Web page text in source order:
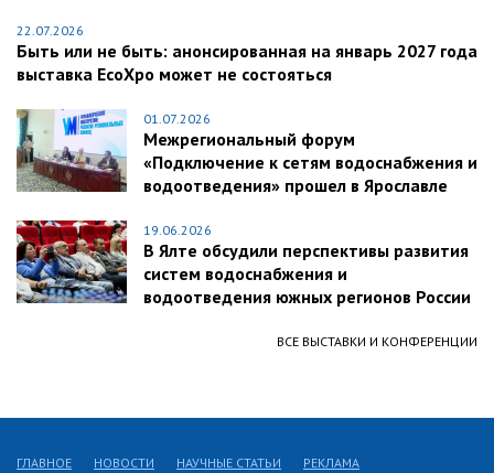
22.07.2026
Быть или не быть: анонсированная на январь 2027 года
выставка EcoXpo может не состояться
01.07.2026
Межрегиональный форум
«Подключение к сетям водоснабжения и
водоотведения» прошел в Ярославле
19.06.2026
В Ялте обсудили перспективы развития
систем водоснабжения и
водоотведения южных регионов России
ВСЕ ВЫСТАВКИ И КОНФЕРЕНЦИИ
ГЛАВНОЕ НОВОСТИ НАУЧНЫЕ СТАТЬИ РЕКЛАМА